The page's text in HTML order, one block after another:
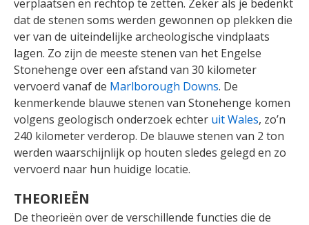
verplaatsen en rechtop te zetten. Zeker als je bedenkt
dat de stenen soms werden gewonnen op plekken die
ver van de uiteindelijke archeologische vindplaats
lagen. Zo zijn de meeste stenen van het Engelse
Stonehenge over een afstand van 30 kilometer
vervoerd vanaf de Marlborough Downs. De
kenmerkende blauwe stenen van Stonehenge komen
volgens geologisch onderzoek echter uit Wales, zo’n
240 kilometer verderop. De blauwe stenen van 2 ton
werden waarschijnlijk op houten sledes gelegd en zo
vervoerd naar hun huidige locatie.
THEORIEËN
De theorieën over de verschillende functies die de